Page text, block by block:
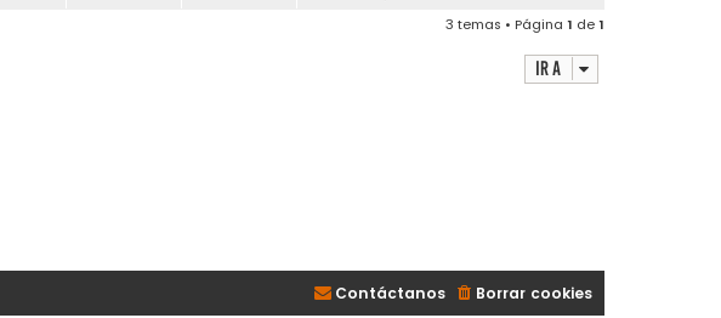
3 temas • Página 1 de1
Ir a
Borrar cookies
Contáctanos